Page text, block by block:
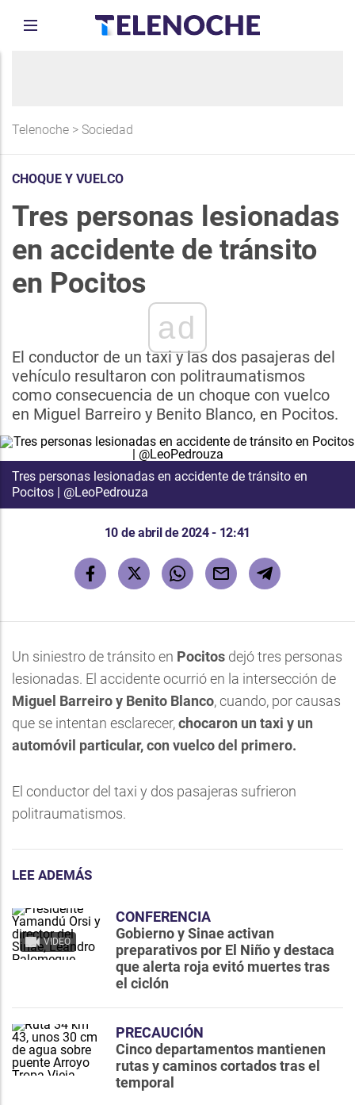
Telenoche > Sociedad
CHOQUE Y VUELCO
Tres personas lesionadas
en accidente de tránsito
en Pocitos
ad
El conductor de un taxi y las dos pasajeras del
vehículo resultaron con politraumatismos
como consecuencia de un choque con vuelco
en Miguel Barreiro y Benito Blanco, en Pocitos.
Tres personas lesionadas en accidente de tránsito en
Pocitos | @LeoPedrouza
10 de abril de 2024 - 12:41
Un siniestro de tránsito en Pocitos dejó tres personas
lesionadas. El accidente ocurrió en la intersección de
Miguel Barreiro y Benito Blanco, cuando, por causas
que se intentan esclarecer,chocaron un taxi y un
automóvil particular, con vuelco del primero.
El conductor del taxi y dos pasajeras sufrieron
politraumatismos.
LEE ADEMÁS
VIDEO
CONFERENCIA
Gobierno y Sinae activan
preparativos por El Niño y destaca
que alerta roja evitó muertes tras
el ciclón
PRECAUCIÓN
Cinco departamentos mantienen
rutas y caminos cortados tras el
temporal